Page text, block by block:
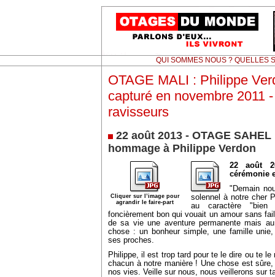
QUI SOMMES NOUS ? QUELLES
OTAGE MALI : Philippe
capturé en novembre 2011
ravisseurs
22 août 2013 - OTAGE
hommage à Philippe Verdon
Cliquer sur l’image pour
agrandir le faire-part
22 août
cérémonie
"Demain
solennel à notre cher
au caractère "bien
foncièrement bon qui vouait un amour sans
de sa vie une aventure permanente mais
chose : un bonheur simple, une famille
ses proches.
Philippe, il est trop tard pour te le dire ou te le
chacun à notre manière ! Une chose est
nos vies. Veille sur nous, nous veillerons sur